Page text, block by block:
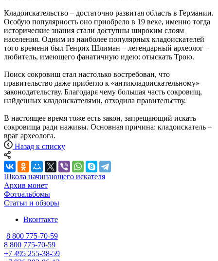
Кладоискательство – достаточно развитая область в Германии.
Особую популярность оно приобрело в 19 веке, именно тогда
исторические знания стали доступны широким слоям
населения. Одним из наиболее популярных кладоискателей
того времени был Генрих Шлиман – легендарный археолог –
любитель, имеющего фанатичную идею: отыскать Трою.
Поиск сокровищ стал настолько востребован, что
правительство даже прибегло к «антикладоискательному»
законодательству. Благодаря чему большая часть сокровищ,
найденных кладоискателями, отходила правительству.
В настоящее время тоже есть закон, запрещающий искать
сокровища ради наживы. Основная причина: кладоискатель –
враг археолога.
Назад к списку
Школа начинающего искателя
Архив монет
Фотоальбомы
Статьи и обзоры
Вконтакте
8 800 775-70-59
8 800 775-70-59
+7 495 255-38-59